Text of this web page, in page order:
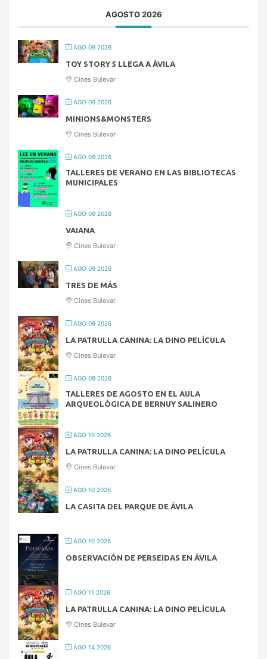
AGOSTO 2026
AGO 09 2026
TOY STORY 5 LLEGA A ÁVILA
Cines Bulevar
AGO 09 2026
MINIONS&MONSTERS
Cines Bulevar
AGO 09 2026
TALLERES DE VERANO EN LAS BIBLIOTECAS
MUNICIPALES
AGO 09 2026
VAIANA
Cines Bulevar
AGO 09 2026
TRES DE MÁS
Cines Bulevar
AGO 09 2026
LA PATRULLA CANINA: LA DINO PELÍCULA
Cines Bulevar
AGO 09 2026
TALLERES DE AGOSTO EN EL AULA
ARQUEOLÓGICA DE BERNUY SALINERO
AGO 10 2026
LA PATRULLA CANINA: LA DINO PELÍCULA
Cines Bulevar
AGO 10 2026
LA CASITA DEL PARQUE DE ÁVILA
AGO 10 2026
OBSERVACIÓN DE PERSEIDAS EN ÁVILA
AGO 11 2026
LA PATRULLA CANINA: LA DINO PELÍCULA
Cines Bulevar
AGO 14 2026